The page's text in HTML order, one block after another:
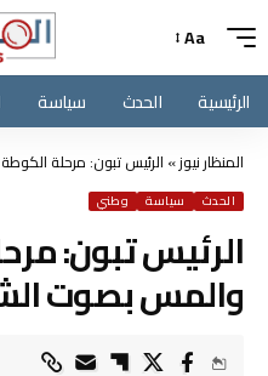
Aa
الرئيسية الحدث سياسة
المنظار نيوز» الرئيس تبون: مرحلة
الحدث سياسة وطني
الرئيس تبون:
والمس بصوت